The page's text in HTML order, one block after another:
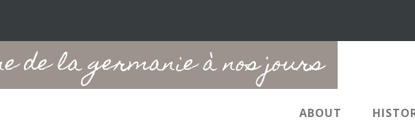
de la germanie à nos jours
ABOUT